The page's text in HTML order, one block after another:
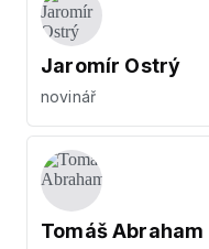
Jaromír Ostrý
novinář
Tomáš Abraham